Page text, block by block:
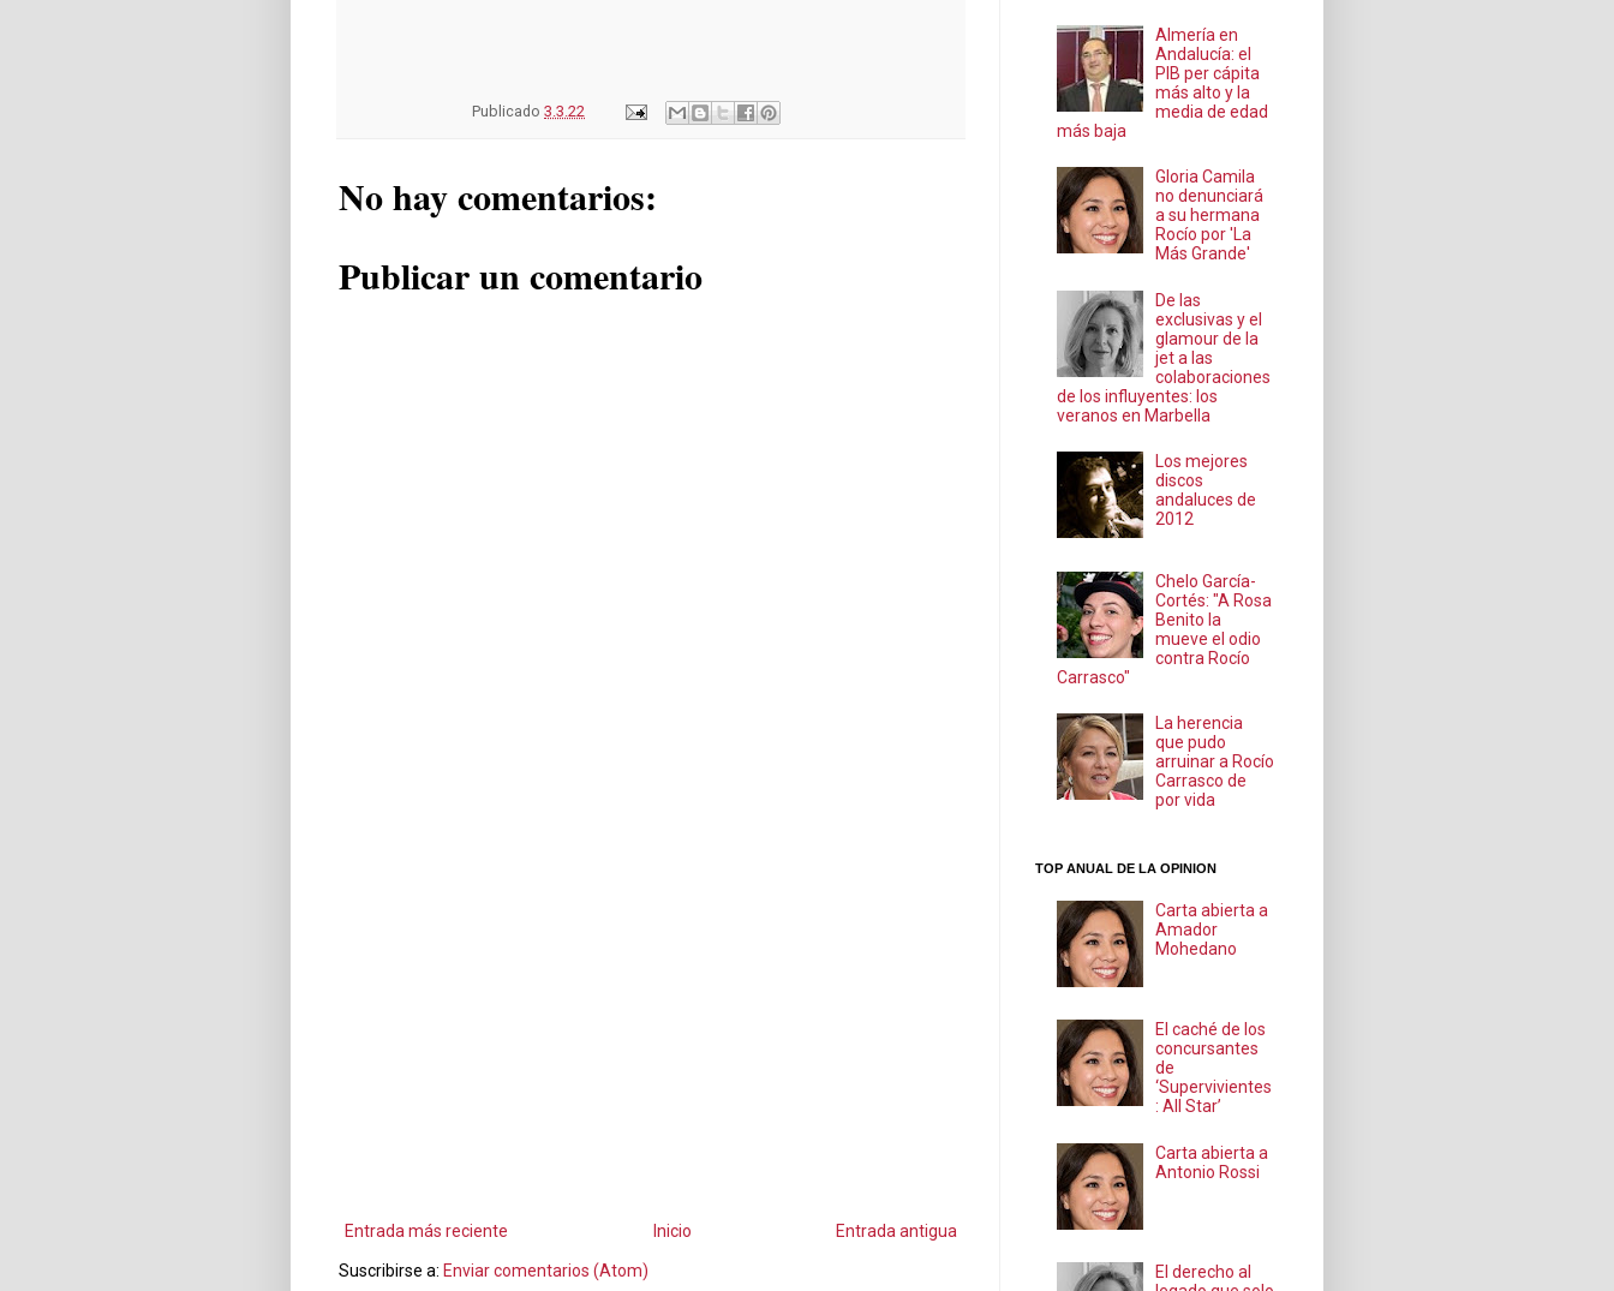
Publicado 3.3.22
No hay comentarios:
Publicar un comentario
Entrada más reciente Entrada antigua
Inicio
Suscribirse a: Enviar comentarios (Atom)
Almería en
Andalucía: el
PIB per cápita
más alto y la
media de edad
más baja
Gloria Camila
no denunciará
a su hermana
Rocío por 'La
Más Grande'
De las
exclusivas y el
glamour de la
jet a las
colaboraciones
de los influyentes: los
veranos en Marbella
Los mejores
discos
andaluces de
2012
Chelo García-
Cortés: "A Rosa
Benito la
mueve el odio
contra Rocío
Carrasco"
La herencia
que pudo
arruinar a Rocío
Carrasco de
por vida
TOP ANUAL DE LA OPINION
Carta abierta a
Amador
Mohedano
El caché de los
concursantes
de
‘Supervivientes
: All Star’
Carta abierta a
Antonio Rossi
El derecho al